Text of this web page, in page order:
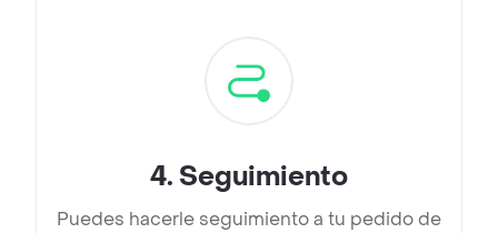
4. Seguimiento
Puedes hacerle seguimiento a tu pedido de